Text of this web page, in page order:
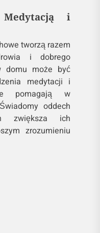
i
tworzą razem
i dobrego
domu może być
medytacji i
pomagają w
oddech
zwiększa ich
zrozumieniu